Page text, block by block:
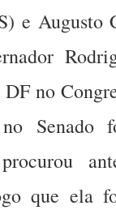
e
no
Senado
que ela